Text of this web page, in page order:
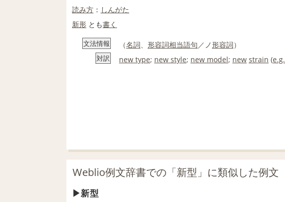
読み方 ： しんがた
新形 とも書く
文法情報 （名詞 形容詞相当語句 ／ノ形容詞）
対訳 new type; new style; new model; new strain (e.g.
Weblio例文辞書での「新型」に類似した例文
新型